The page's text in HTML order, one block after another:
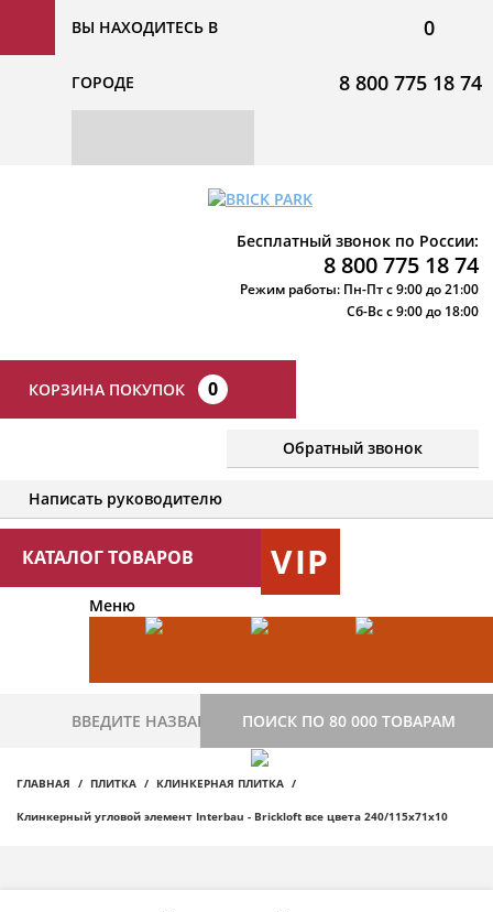
ВЫ НАХОДИТЕСЬ В
ГОРОДЕ
0
8 800 775 18 74
Бесплатный звонок по России:
8 800 775 18 74
Режим работы: Пн-Пт с 9:00 до 21:00
Сб-Вс с 9:00 до 18:00
КОРЗИНА ПОКУПОК 0
Обратный звонок
Написать руководителю
КАТАЛОГ ТОВАРОВ VIP
Меню
ПОИСК ПО 80 000 ТОВАРАМ
ГЛАВНАЯ ПЛИТКА КЛИНКЕРНАЯ ПЛИТКА
Клинкерный угловой элемент Interbau - Brickloft все цвета 240/115х71х10